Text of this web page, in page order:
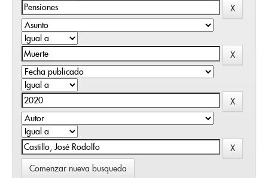
Comenzar nueva busqueda